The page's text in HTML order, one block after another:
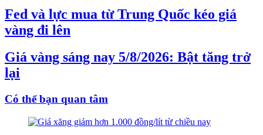
Fed và lực mua từ Trung Quốc kéo giá
vàng đi lên
Giá vàng sáng nay 5/8/2026: Bật tăng trở
lại
Có thể bạn quan tâm